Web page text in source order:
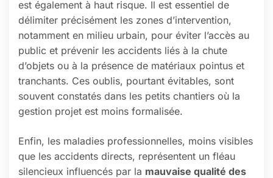
est également à haut risque. Il est essentiel de
délimiter précisément les zones d’intervention,
notamment en milieu urbain, pour éviter l’accès au
public et prévenir les accidents liés à la chute
d’objets ou à la présence de matériaux pointus et
tranchants. Ces oublis, pourtant évitables, sont
souvent constatés dans les petits chantiers où la
gestion projet est moins formalisée.
Enfin, les maladies professionnelles, moins visibles
que les accidents directs, représentent un fléau
silencieux influencés par la mauvaise qualité des